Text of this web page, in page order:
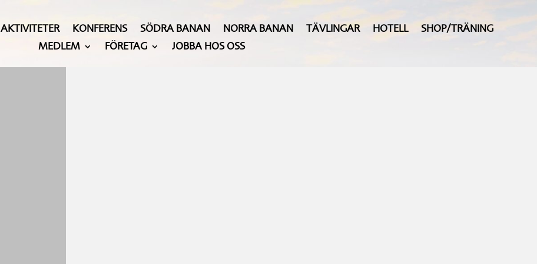
AKTIVITETER KONFERENS SÖDRA BANAN NORRA BANAN TÄVLINGAR HOTELL
SHOP/TRÄNING
MEDLEM
FÖRETAG JOBBA HOS OSS